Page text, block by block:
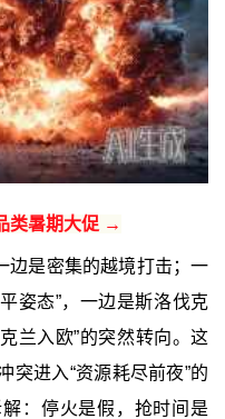
类暑期大促 →
边是密集的越境打击；一
姿态”，一边是斯洛伐克
兰入欧”的突然转向。这
突进入“资源耗尽前夜”的
：停火是假，抢时间是